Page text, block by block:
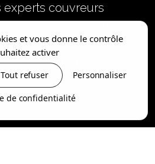
couvreurs
à chaque étape.
à notre
l'engagement et
maison. Pour un
contactez-
et vous donne le contrôle
activer
Tout refuser Personnaliser
de confidentialité